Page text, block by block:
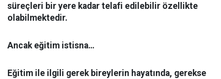
süreçleri bir yere kadar telafi edilebilir özellikte
olabilmektedir.
Ancak eğitim istisna…
Eğitim ile ilgili gerek bireylerin hayatında, gerekse